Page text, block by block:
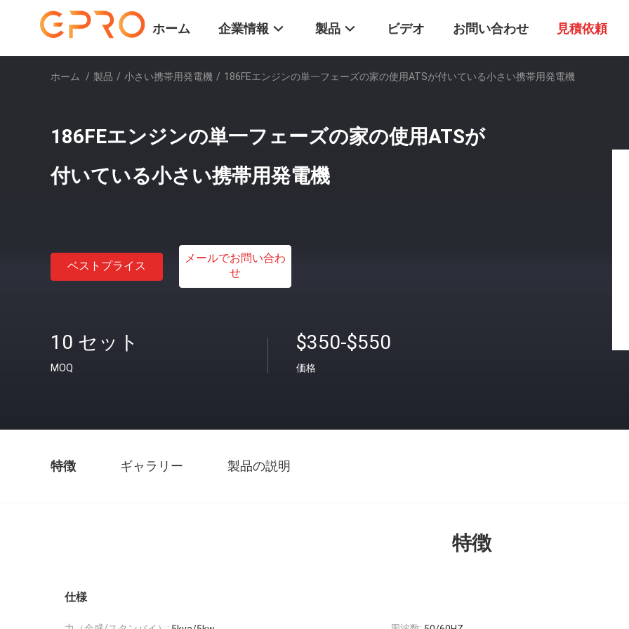
ホーム 企業情報 製品 ビデオ お問い合わせ 見積依頼
ホーム / 製品 / 小さい携帯用発電機 / 186FEエンジンの単一フェーズの家の使用ATSが付いている小さい携帯用発電機
186FEエンジンの単一フェーズの家の使用ATSが
付いている小さい携帯用発電機
ベストプライス
メールでお問い合わ
せ
10 セット
MOQ
$350-$550
価格
特徴 ギャラリー 製品の説明
特徴
仕様